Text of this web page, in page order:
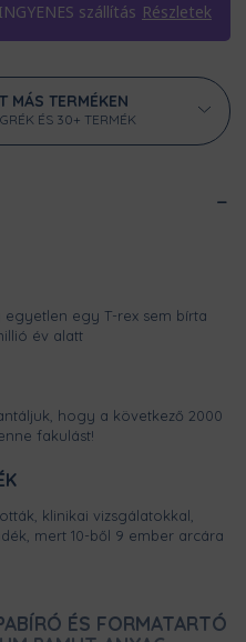
szállítás Részletek
MÁS TERMÉKEN
ÉS 30+ TERMÉK
egy T-rex sem bírta
év alatt
hogy a következő 2000
fakulást!
klinikai vizsgálatokkal,
mert 10-ből 9 ember arcára
ÉS FORMATARTÓ